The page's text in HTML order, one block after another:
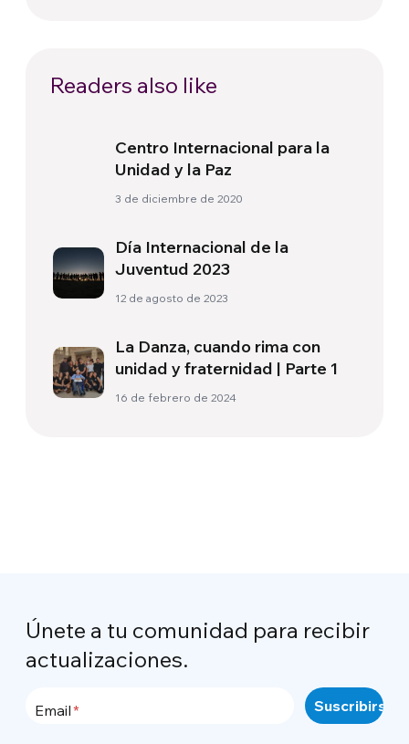
Readers also like
Centro Internacional para la
Unidad y la Paz
3 de diciembre de 2020
Día Internacional de la
Juventud 2023
12 de agosto de 2023
La Danza, cuando rima con
unidad y fraternidad | Parte 1
16 de febrero de 2024
Únete a tu comunidad para recibir
actualizaciones.
Email